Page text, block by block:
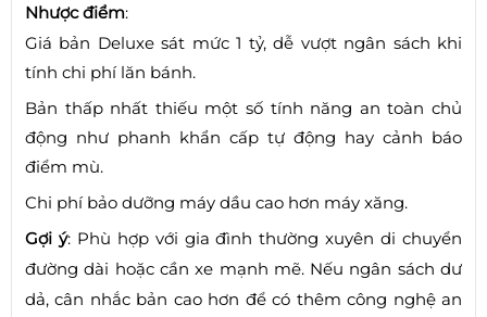
Nhược điểm:
Giá bản Deluxe sát mức 1 tỷ, dễ vượt ngân sách khi
tính chi phí lăn bánh.
Bản thấp nhất thiếu một số tính năng an toàn chủ
động như phanh khẩn cấp tự động hay cảnh báo
điểm mù.
Chi phí bảo dưỡng máy dầu cao hơn máy xăng.
Gợi ý: Phù hợp với gia đình thường xuyên di chuyển
đường dài hoặc cần xe mạnh mẽ. Nếu ngân sách dư
dả, cân nhắc bản cao hơn để có thêm công nghệ an